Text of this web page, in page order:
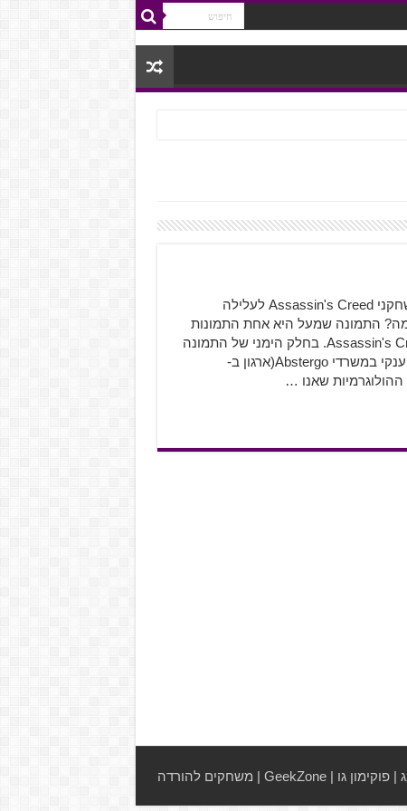
סמוראי מתנקש? כן, בבקשה! בשנים האחרונות חלמו וקיוו שחקני Assassin's Creed לעלילה
התמונה שמעל היא אחת התמונות
שנמצאות בגלריית האומנות הרשמית של Assassin's Creed 4:Black Flag. בחלק הימני של התמונה
ניתן לראות כל מיני תמונות של מבנים. בתמונה מראים סלון ענקי במשרדי Abstergo(ארגון ב-
|פוקימון גו |
GeekZone
| משחקים להורדה